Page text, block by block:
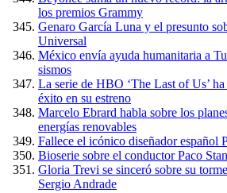
los premios Grammy
Genaro García Luna y el presunto
Universal
México envía ayuda humanitaria a
sismos
La serie de HBO ‘The Last of Us’
éxito en su estreno
Marcelo Ebrard habla sobre los
energías renovables
Fallece el icónico diseñador español
Bioserie sobre el conductor Paco
Gloria Trevi se sinceró sobre su
Sergio Andrade